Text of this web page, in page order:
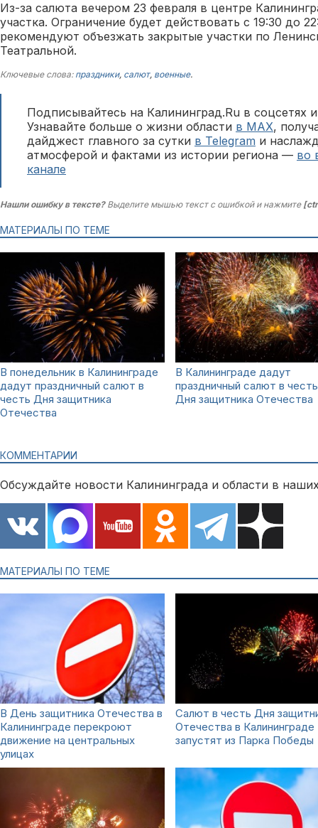
Из-за салюта вечером 23 февраля в центре
участка. Ограничение будет действовать с 19:30 до
рекомендуют объезжать закрытые участки по
Театральной.
Ключевые слова: праздники, салют, военные.
Подписывайтесь на Калининград.Ru в соцсетях
Узнавайте больше о жизни области в MAX,
дайджест главного за сутки в Telegram и
атмосферой и фактами из истории региона — во
канале
Нашли ошибку в тексте?Выделите мышью текст с ошибкой и нажмите
МАТЕРИАЛЫ ПО ТЕМЕ
В понедельник в Калининграде
дадут праздничный салют в
честь Дня защитника
Отечества
В Калининграде дадут
праздничный салют в честь
Дня защитника Отечества
КОММЕНТАРИИ
Обсуждайте новости Калининграда и области в
МАТЕРИАЛЫ ПО ТЕМЕ
В День защитника Отечества в
Калининграде перекроют
движение на центральных
улицах
Салют в честь Дня
Отечества в Калининграде
запустят из Парка Победы